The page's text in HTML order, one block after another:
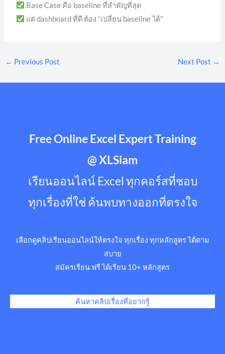
Base Case คือ baseline ที่สำคัญที่สุด
แต่ dashboard ที่ดี ต้อง “เปลี่ยน baseline ได้”
← Previous Post Next Post →
Free Online Excel Expert Training
@ XLSiam
เรียนออนไลน์ Excel ทุกคอร์สที่ชอบ
ทุกเรื่องที่ใช่ ค้นพบทางออกที่ตรงใจ
เลือกดูคลิปเรียนออนไลน์ให้ตรงใจ ทุกเรื่อง ทุกหลักสูตร ได้ตาม
สบาย
สมัครเรียน ฟรี ได้เรียน 10+ หลักสูตร
ค้นหาคลิปเรื่องที่อยากรู้